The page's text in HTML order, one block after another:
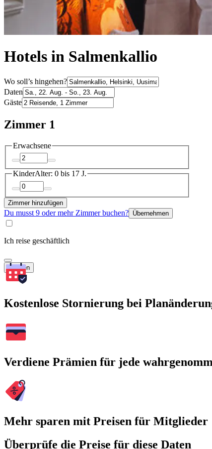
Hotels in Salmenkallio
Wo soll’s hingehen?
Daten
Gäste
Zimmer 1
Erwachsene
KinderAlter: 0 bis 17 J.
Zimmer hinzufügen
Du musst 9 oder mehr Zimmer buchen? Übernehmen
Ich reise geschäftlich
Suchen
Kostenlose Stornierung bei
Verdiene Prämien für jede
Mehr sparen mit Preisen für Mitglieder
Überprüfe die Preise für diese Daten